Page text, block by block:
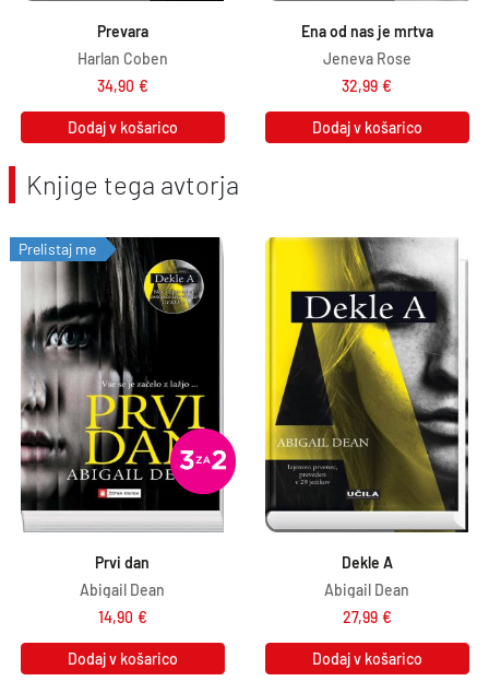
Prevara
Harlan Coben
34,90 €
Dodaj v košarico
Ena od nas je mrtva
Jeneva Rose
32,99 €
Dodaj v košarico
Knjige tega avtorja
Prelistaj me
Prvi dan
Abigail Dean
14,90 €
Dodaj v košarico
Dekle A
Abigail Dean
27,99 €
Dodaj v košarico